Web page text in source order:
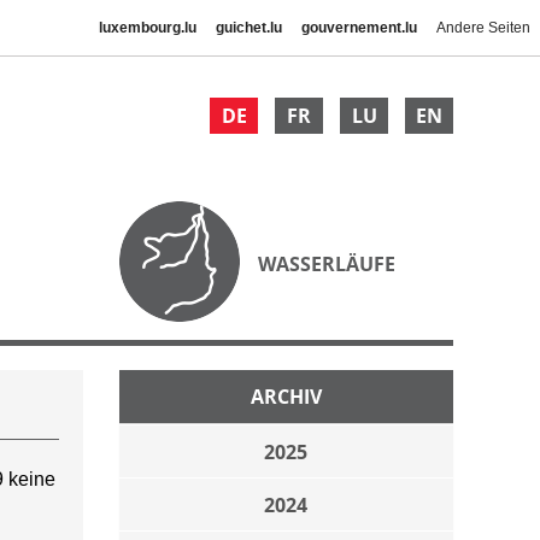
luxembourg.lu guichet.lu gouvernement.lu Andere Seiten
DE FR LU EN
WASSERLÄUFE
ARCHIV
2025
2024
keine